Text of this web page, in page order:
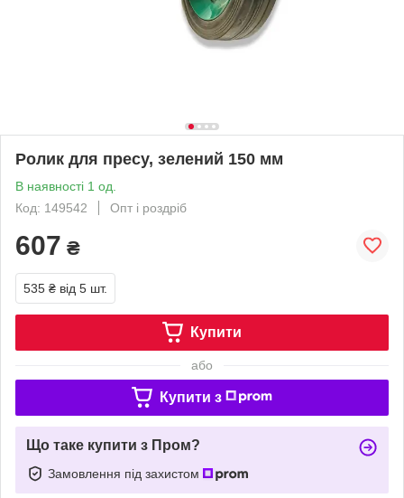
Ролик для пресу, зелений 150 мм
В наявності 1 од.
Код: 149542
Опт і роздріб
607 ₴
535 ₴ від 5 шт.
Купити
або
Купити з
Що таке купити з Пром?
Замовлення під захистом